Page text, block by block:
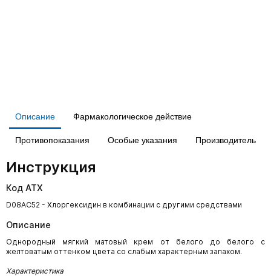
Описание Фармакологическое действие
Противопоказания Особые указания Производитель
Инструкция
Код АТХ
D08AC52 - Хлоргексидин в комбинации с другими средствами
Описание
Однородный мягкий матовый крем от белого до белого с
желтоватым оттенком цвета со слабым характерным запахом.
Характеристика